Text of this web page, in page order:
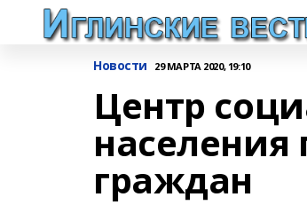
Новости 29 МАРТА 2020, 19:10
Центр
граждан